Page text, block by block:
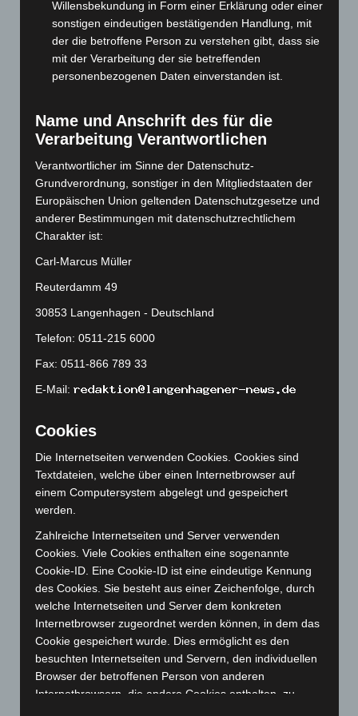
Juni 2024(107)
Mai 2024(149)
April 2024(102)
Februar 2024(103)
Januar 2024(111)
Dezember 2023(130)
November 2023(130)
Oktober 2023(114)
September 2023
August 2023(134)
Juli 2023(118)
Juni 2023 (142)
Mai 2023 (139)
April 2023(155)
März 2023
(174)
Januar 2023(140)
Dezember 2022(130)
November 2022(167)
Oktober 2022
(166)
August 2022(166)
Juli 2022(133)
Juni 2022(167)
Mai 2022(177)
April 2022(198)
März 2022(221)
Februar 2022(189)
Willensbekundung in Form einer Erklärung oder einer
sonstigen eindeutigen bestätigenden Handlung, mit
der die betroffene Person zu verstehen gibt, dass sie
mit der Verarbeitung der sie betreffenden
personenbezogenen Daten einverstanden ist.
Name und Anschrift des für die
Verarbeitung Verantwortlichen
Verantwortlicher im Sinne der Datenschutz-
Grundverordnung, sonstiger in den Mitgliedstaaten der
Europäischen Union geltenden Datenschutzgesetze und
anderer Bestimmungen mit datenschutzrechtlichem
Charakter ist:
Carl-Marcus Müller
Reuterdamm 49
30853 Langenhagen - Deutschland
Telefon: 0511-215 6000
Fax: 0511-866 789 33
E-Mail:
Cookies
Die Internetseiten verwenden Cookies. Cookies sind
Textdateien, welche über einen Internetbrowser auf
einem Computersystem abgelegt und gespeichert
werden.
Zahlreiche Internetseiten und Server verwenden
Cookies. Viele Cookies enthalten eine sogenannte
Cookie-ID. Eine Cookie-ID ist eine eindeutige Kennung
des Cookies. Sie besteht aus einer Zeichenfolge, durch
welche Internetseiten und Server dem konkreten
Internetbrowser zugeordnet werden können, in dem das
Cookie gespeichert wurde. Dies ermöglicht es den
besuchten Internetseiten und Servern, den individuellen
Browser der betroffenen Person von anderen
Internetbrowsern, die andere Cookies enthalten, zu